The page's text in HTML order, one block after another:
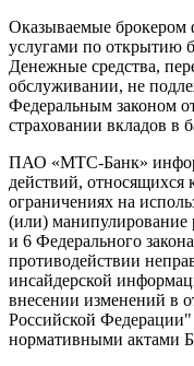
Оказываемые брокером
услугами по открытию
Денежные средства,
обслуживании, не
Федеральным законом
страховании вкладов в
ПАО «МТС-Банк»
действий,
ограничениях на
(или) манипулирование
и 6 Федерального
противодействии
инсайдерской
внесении изменений в
Российской
нормативными актами